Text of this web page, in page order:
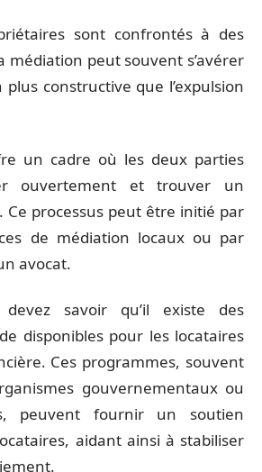
sont confrontés à des
médiation peut souvent s’avérer
constructive que l’expulsion
un cadre où les deux parties
ouvertement et trouver un
Ce processus peut être initié par
de médiation locaux ou par
avocat.
savoir qu’il existe des
disponibles pour les locataires
Ces programmes, souvent
gouvernementaux ou
peuvent fournir un soutien
aidant ainsi à stabiliser